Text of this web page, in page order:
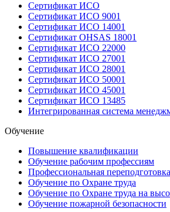
Сертификат ИСО
Сертификат ИСО 9001
Сертификат ИСО 14001
Сертификат OHSAS 18001
Сертификат ИСО 22000
Сертификат ИСО 27001
Сертификат ИСО 28001
Сертификат ИСО 50001
Сертификат ИСО 45001
Сертификат ИСО 13485
Интегрированная система
Обучение
Повышение квалификации
Обучение рабочим профессиям
Профессиональная переподготовка
Обучение по Охране труда
Обучение по Охране труда на
Обучение пожарной безопасности